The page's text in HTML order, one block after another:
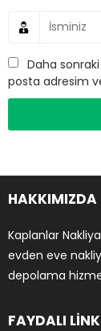
Daha
posta adresim
HAKKIMIZDA
Kaplanlar
evden eve
depolama
FAYDALI